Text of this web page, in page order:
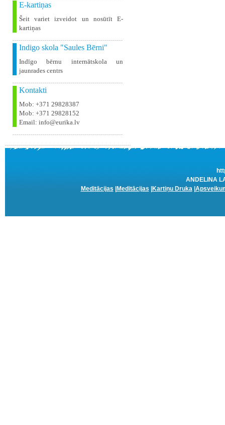
E-kartiņas
Šeit variet izveidot un nosūtīt E-
kartiņas
Indigo skola "Saules Bērni"
Indīgo bērnu internātskola un
jaunrades centrs
Kontakti
Mob: +371 29828387
Mob: +371 29828152
Email: info@eurika.lv
ANDELINA
Meditācijas
Meditācijas Kartiņu Druka|